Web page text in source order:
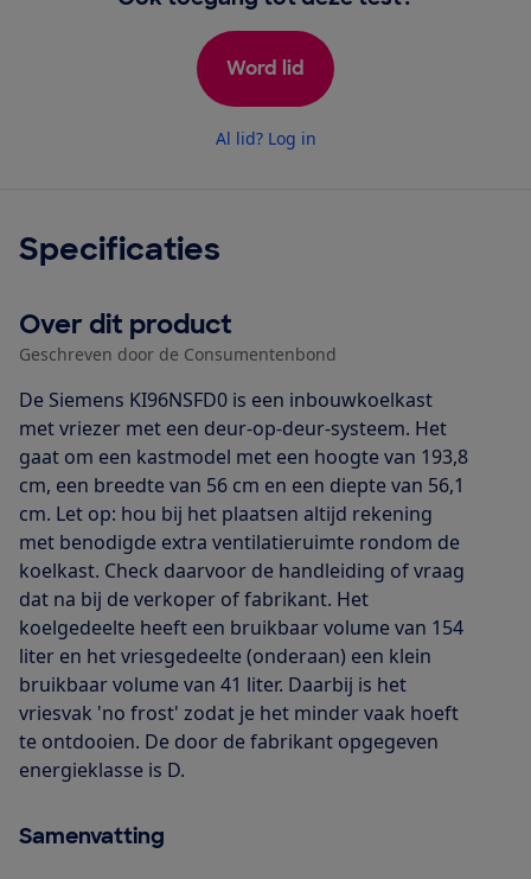
Word lid
Al lid? Log in
Specificaties
Over dit product
Geschreven door de Consumentenbond
De Siemens KI96NSFD0 is een inbouwkoelkast
met vriezer met een deur-op-deur-systeem. Het
gaat om een kastmodel met een hoogte van 193,8
cm, een breedte van 56 cm en een diepte van 56,1
cm. Let op: hou bij het plaatsen altijd rekening
met benodigde extra ventilatieruimte rondom de
koelkast. Check daarvoor de handleiding of vraag
dat na bij de verkoper of fabrikant. Het
koelgedeelte heeft een bruikbaar volume van 154
liter en het vriesgedeelte (onderaan) een klein
bruikbaar volume van 41 liter. Daarbij is het
vriesvak 'no frost' zodat je het minder vaak hoeft
te ontdooien. De door de fabrikant opgegeven
energieklasse is D.
Samenvatting